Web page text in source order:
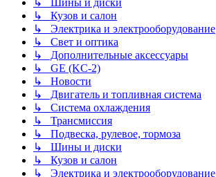
↳ Кузов и салон
↳ Электрика и электрооборудование
↳ Свет и оптика
↳ Дополнительные аксессуары
↳ GE (KC-2)
↳ Новости
↳ Двигатель и топливная система
↳ Система охлаждения
↳ Трансмиссия
↳ Подвеска, рулевое, тормоза
↳ Шины и диски
↳ Кузов и салон
↳ Электрика и электрооборудование